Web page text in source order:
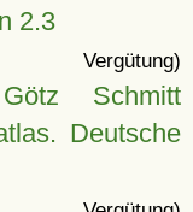
2.3
Schmitt
Deutsche